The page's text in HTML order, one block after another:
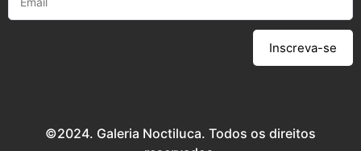
Inscreva-se
©2024. Galeria Noctiluca. Todos os direitos